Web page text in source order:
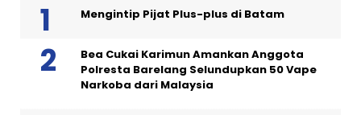
Mengintip Pijat Plus-plus di Batam
Bea Cukai Karimun Amankan Anggota
Polresta Barelang Selundupkan 50 Vape
Narkoba dari Malaysia